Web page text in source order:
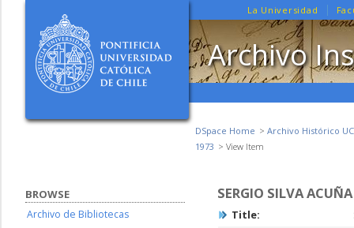
La Universidad
Archivo
DSpace Home
Archivo Histórico UC
1973
View Item
SERGIO SILVA
Title:
BROWSE
Archivo de Bibliotecas